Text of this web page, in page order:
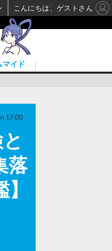
マイド
落
17:00
こんにちは、ゲストさん